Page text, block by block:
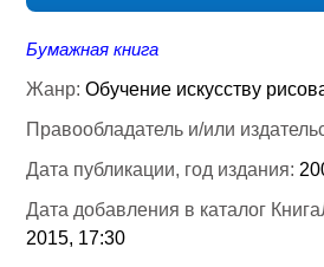
Бумажная книга
Жанр:Обучение искусству
Правообладатель и/или
Дата публикации, год издания:
Дата добавления в каталог
2015, 17:30